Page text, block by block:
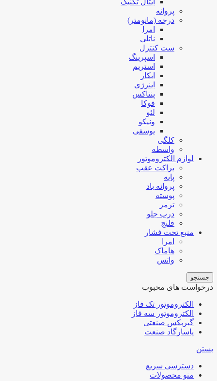
پروانه
درجه (مانومتر)
امرا
ناتلی
ست کنترل
اسپرینگ
استریم
ایکار
اینرژی
پنتاکس
فوکا
لئو
ونیکو
یوسفی
کلگی
واسطه
لوازم الکتروموتور
براکت عقب
پایه
پروانه باد
پوسته
ترمز
درب جلو
فلنج
منبع تحت فشار
امرا
هاماک
واتس
جستجو
درخواست های محبوب
الکتروموتور تک فاز
الکتروموتور سه فاز
گیربکس صنعتی
پاسارگاد صنعت
بستن
دسترسی سریع
منو محصولات